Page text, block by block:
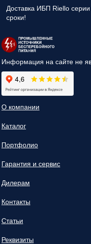
Доставка ИБП Riello
сроки!
Информация на сайте не
О компании
Каталог
Портфолио
Гарантия и сервис
Дилерам
Контакты
Статьи
Реквизиты